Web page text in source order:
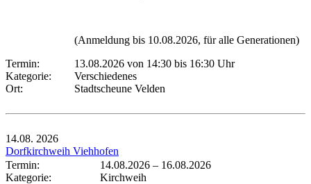
(Anmeldung bis 10.08.2026, für alle Generationen)
Termin:
13.08.2026 von 14:30 bis 16:30 Uhr
Kategorie:
Verschiedenes
Ort:
Stadtscheune Velden
14.08. 2026
Dorfkirchweih Viehhofen
Termin:
14.08.2026 – 16.08.2026
Kategorie:
Kirchweih